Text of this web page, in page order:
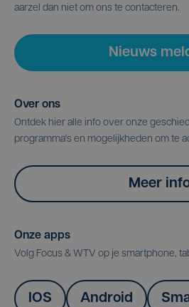
aarzel dan niet om ons te contacteren.
Nieuws
Over ons
Ontdek hier alle info over onze
programma's en mogelijkheden om te
Meer
Onze apps
Volg Focus & WTV op je smartphone,
IOS Android